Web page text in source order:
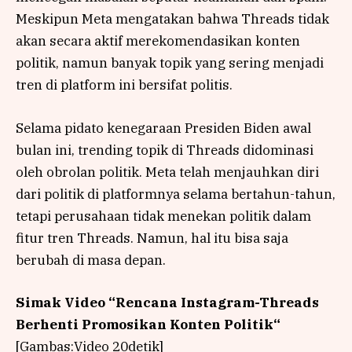
Meskipun Meta mengatakan bahwa Threads tidak
akan secara aktif merekomendasikan konten
politik, namun banyak topik yang sering menjadi
tren di platform ini bersifat politis.
Selama pidato kenegaraan Presiden Biden awal
bulan ini, trending topik di Threads didominasi
oleh obrolan politik. Meta telah menjauhkan diri
dari politik di platformnya selama bertahun-tahun,
tetapi perusahaan tidak menekan politik dalam
fitur tren Threads. Namun, hal itu bisa saja
berubah di masa depan.
Simak Video “Rencana Instagram-Threads
Berhenti Promosikan Konten Politik“
[Gambas:Video 20detik]